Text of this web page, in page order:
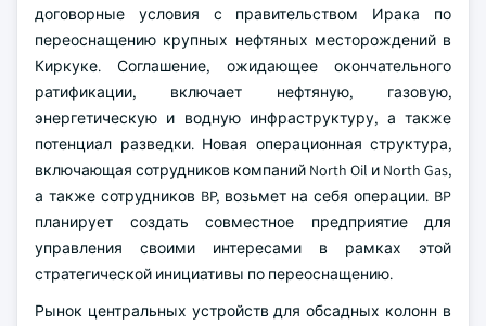
договорные условия с правительством Ирака по
переоснащению крупных нефтяных месторождений в
Киркуке. Соглашение, ожидающее окончательного
ратификации, включает нефтяную, газовую,
энергетическую и водную инфраструктуру, а также
потенциал разведки. Новая операционная структура,
включающая сотрудников компаний North Oil и North Gas,
а также сотрудников BP, возьмет на себя операции. BP
планирует создать совместное предприятие для
управления своими интересами в рамках этой
стратегической инициативы по переоснащению.
Рынок центральных устройств для обсадных колонн в